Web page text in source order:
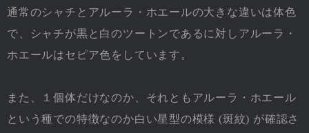
通常のシャチとアルーラ・ホエールの大きな違いは体色
で、シャチが黒と白のツートンであるに対しアルーラ・
ホエールはセピア色をしています。
また、１個体だけなのか、それともアルーラ・ホエール
という種での特徴なのか白い星型の模様 (斑紋) が確認さ